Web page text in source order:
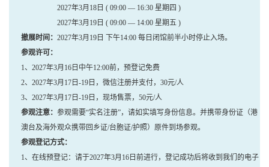
2027年3月18日 ( 09:00 — 16:30 星期四 )
2027年3月19日 ( 09:00 — 14:00 星期五 )
撤展时间： 2027年3月19日 下午14:00 每日闭馆前半小时停止入场。
参观许可：
1、2027年3月16日中午12:00前，预登记免费
2、2027年3月17日-19日，微信注册并支付，30元/人
3、2027年3月17日-19日，现场售票，50元/人
参观注意： 参观需要“实名注册”，请如实填写身份信息。并携带身份证（港
澳台及海外观众携带回乡证/台胞证/护照）原件到场参观。
参观登记方式：
1、在线预登记：请于2027年3月16日前进行，登记成功后将收到我们的电子